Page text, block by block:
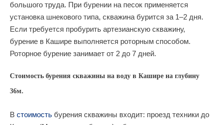
большого труда. При бурении на песок применяется
установка шнекового типа, скважина бурится за 1–2 дня.
Если требуется пробурить артезианскую скважину,
бурение в Кашире выполняется роторным способом.
Роторное бурение занимает от 2 до 7 дней.
Стоимость бурения скважины на воду в Кашире на глубину
36м.
В стоимость бурения скважины входит: проезд техники до